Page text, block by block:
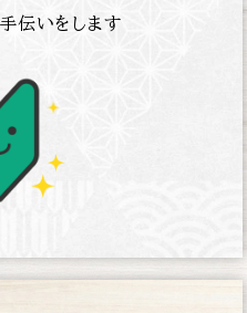
伝いをします